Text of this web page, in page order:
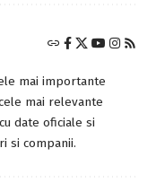
mai importante
mai relevante
date oficiale si
si companii.